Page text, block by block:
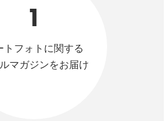
1
トフォトに関する
マガジンをお届け